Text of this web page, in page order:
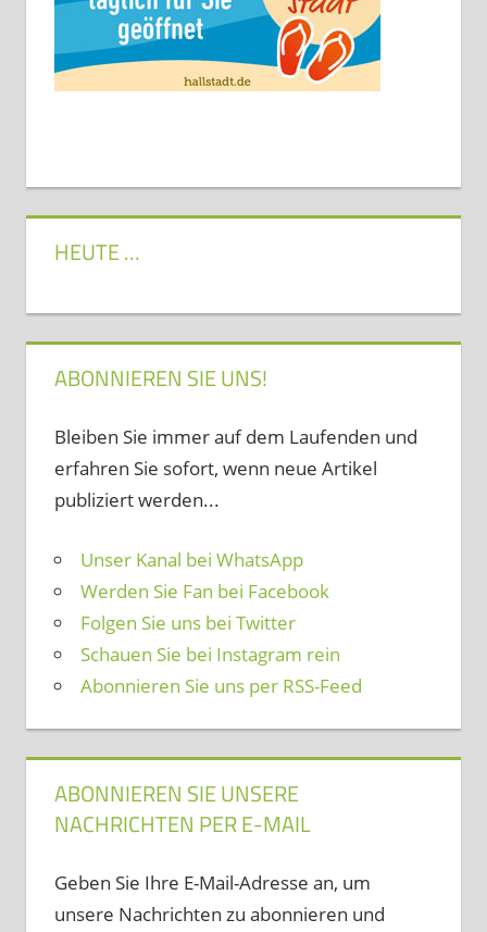
HEUTE …
ABONNIEREN SIE UNS!
Bleiben Sie immer auf dem Laufenden und
erfahren Sie sofort, wenn neue Artikel
publiziert werden...
Unser Kanal bei WhatsApp
Werden Sie Fan bei Facebook
Folgen Sie uns bei Twitter
Schauen Sie bei Instagram rein
Abonnieren Sie uns per RSS-Feed
ABONNIEREN SIE UNSERE
NACHRICHTEN PER E-MAIL
Geben Sie Ihre E-Mail-Adresse an, um
unsere Nachrichten zu abonnieren und